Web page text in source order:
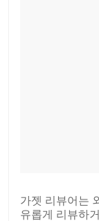
가젯 리뷰어는
유롭게 리뷰하